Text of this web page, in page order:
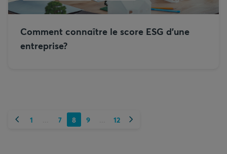
Comment connaître le score ESG d’une
entreprise?
Précédent
1 7 8 9 12 Suivant